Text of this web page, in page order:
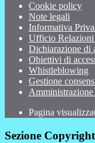
Cookie policy
Note legali
Informativa
Ufficio
Dichiarazione di
Obiettivi di
Whistleblowing
Gestione
Amministrazione
Pagina
Sezione Copyright